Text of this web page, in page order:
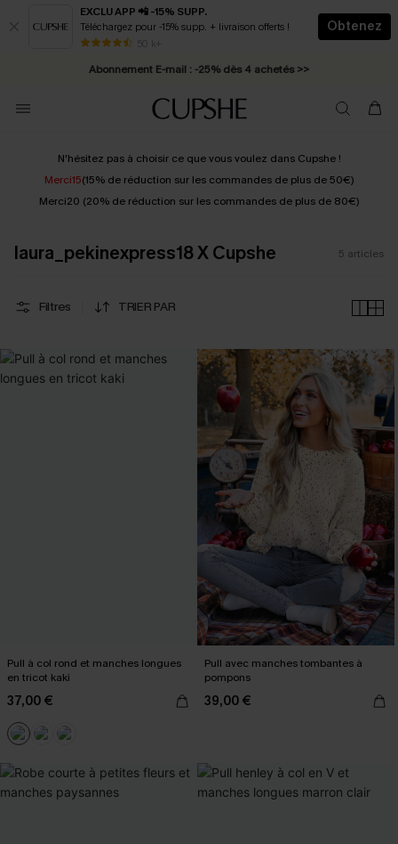
EXCLU APP 📲 -15% SUPP.
Téléchargez pour -15% supp. + livraison offerts !
50 k+
Obtenez
* Livraison éclair 2-3 jours ouvrés >>
Abonnement E-mail : -25% dès 4 achetés >>
N'hésitez pas à choisir ce que vous voulez dans Cupshe !
Merci15(15% de réduction sur les commandes de plus de 50€)
Merci20 (20% de réduction sur les commandes de plus de 80€)
laura_pekinexpress18 X Cupshe 5 articles
Filtres TRIER PAR
Pull à col rond et manches longues
en tricot kaki
37,00 €
Pull avec manches tombantes à
pompons
39,00 €